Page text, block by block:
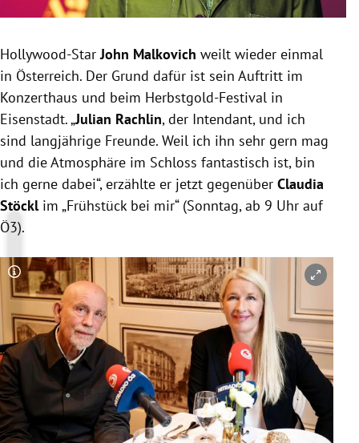
Untermenü
Untermenü
Hollywood-StarJohn Malkovich weilt wieder einmal
in Österreich. Der Grund dafür ist sein Auftritt im
Konzerthaus und beim Herbstgold-Festival in
Eisenstadt. „Julian Rachlin, der Intendant, und ich
sind langjährige Freunde. Weil ich ihn sehr gern mag
und die Atmosphäre im Schloss fantastisch ist, bin
ich gerne dabei“, erzählte er jetzt gegenüber Claudia
Stöcklim „Frühstück bei mir“ (Sonntag, ab 9 Uhr auf
Ö3).
Copyright-Hinweis öffnen/schließen